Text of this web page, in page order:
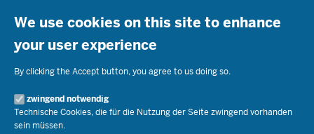
We use cookies on this site to enhance
your user experience
By clicking the Accept button, you agree to us doing so.
zwingend notwendig
Technische Cookies, die für die Nutzung der Seite zwingend vorhanden
sein müssen.
Recht
Schulleben
Staatssekretär Dr. Urban Mauer
Organisation
Open Government
Veranstaltungen
Geschäftsbereich
Presse
Pressemitteilungen
Pressefotos
Pressekontakt
Schule(n) suchen
Kontakt
Der Weg zu uns
Amtsblatt abonnieren